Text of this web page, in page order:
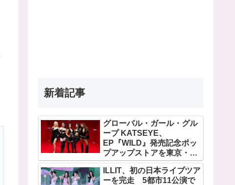
新着記事
グローバル・ガール・グル
ープ KATSEYE、
EP『WILD』発売記念ポッ
プアップストアを東京・原
宿で開催 限定グッズも登
場ILLIT、初の日本ライブツア
ーを完走 5都市11公演で